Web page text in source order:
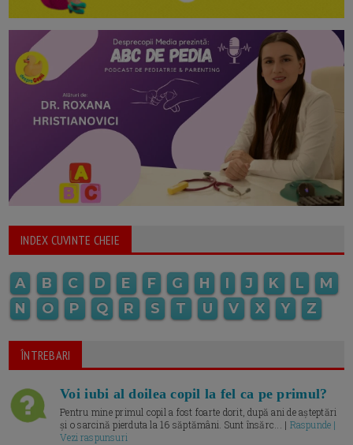
INDEX CUVINTE CHEIE
A B C D E F G H I J K L
M
N
O P Q R S T U V X Y Z
ÎNTREBARI
Voi iubi al doilea copil la fel ca pe primul?
Pentru mine primul copil a fost foarte dorit, după ani de așteptări
și o sarcină pierduta la 16 săptămâni. Sunt însărc... | Raspunde |
Vezi raspunsuri